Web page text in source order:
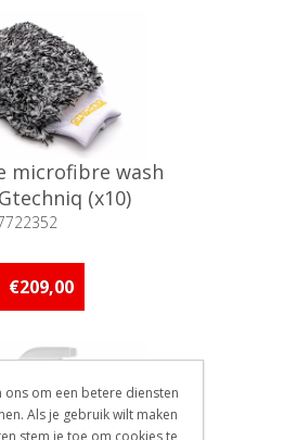
microfibre wash
(x10)
Minder dan 5
€209,00
ons om een betere diensten
Als je gebruik wilt maken
stem je toe om cookies te